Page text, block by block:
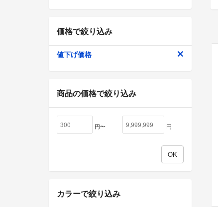
価格で絞り込み
値下げ価格
商品の価格で絞り込み
円〜 円
カラーで絞り込み